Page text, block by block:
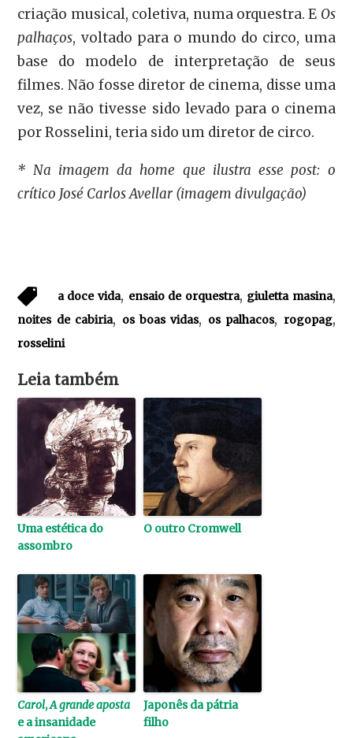
criação musical, coletiva, numa orquestra. E Os
palhaços, voltado para o mundo do circo, uma
base do modelo de interpretação de seus
filmes. Não fosse diretor de cinema, disse uma
vez, se não tivesse sido levado para o cinema
por Rosselini, teria sido um diretor de circo.
* Na imagem da home que ilustra esse post: o
crítico José Carlos Avellar (imagem divulgação)
a doce vida, ensaio de orquestra, giuletta masina,
noites de cabiria, os boas vidas, os palhacos, rogopag,
rosselini
Leia também
Uma estética do
assombro
O outro Cromwell
Carol,A grande aposta
e a insanidade
Japonês da pátria
filho